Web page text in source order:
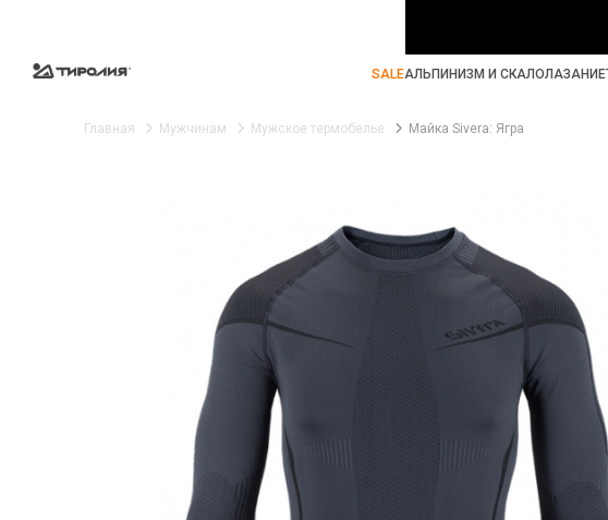
SALEАЛЬПИНИЗМ И СКАЛОЛАЗАНИЕ
Главная Мужчинам Мужское термобелье Майка Sivera: Ягра